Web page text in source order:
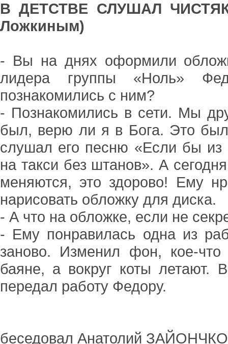
В ДЕТСТВЕ СЛУШАЛ
Ложкиным)
- Вы на днях оформили
лидера группы «Ноль»
познакомились с ним?
- Познакомились в сети. Мы
был, верю ли я в Бога. Это
слушал его песню «Если бы из
на такси без штанов». А
меняются, это здорово! Ему
нарисовать обложку для диска.
- А что на обложке, если не
- Ему понравилась одна из
заново. Изменил фон, кое-
баяне, а вокруг коты летают.
передал работу Федору.
беседовал Анатолий